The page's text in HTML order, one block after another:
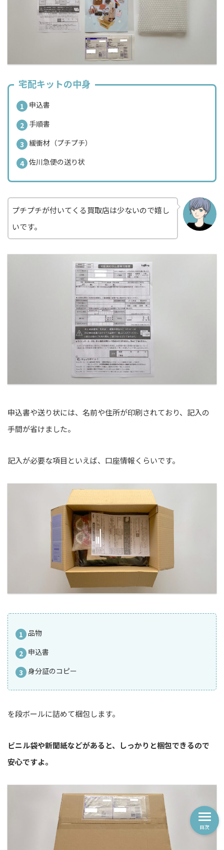
宅配キットの中身
申込書
手順書
緩衝材（プチプチ）
佐川急便の送り状
プチプチが付いてくる買取店は少ないので嬉し
いです。
申込書や送り状には、名前や住所が印刷されており、記入の
手間が省けました。
記入が必要な項目といえば、口座情報くらいです。
品物
申込書
身分証のコピー
を段ボールに詰めて梱包します。
ビニル袋や新聞紙などがあると、しっかりと梱包できるので
安心ですよ。
目次